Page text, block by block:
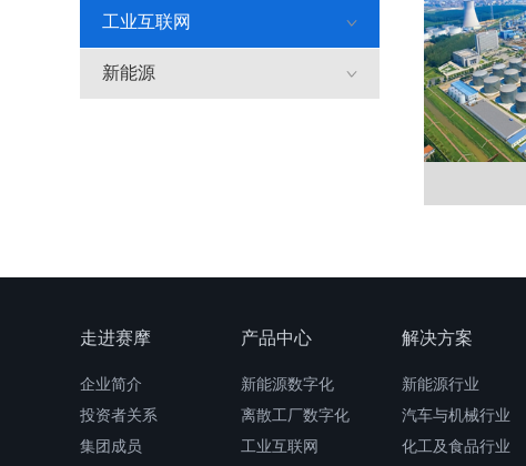
工业互联网
新能源
走进赛摩
企业简介
投资者关系
集团成员
产品中心
新能源数字化
离散工厂数字化
工业互联网
解决方案
新能源行业
汽车与机械行业
化工及食品行业